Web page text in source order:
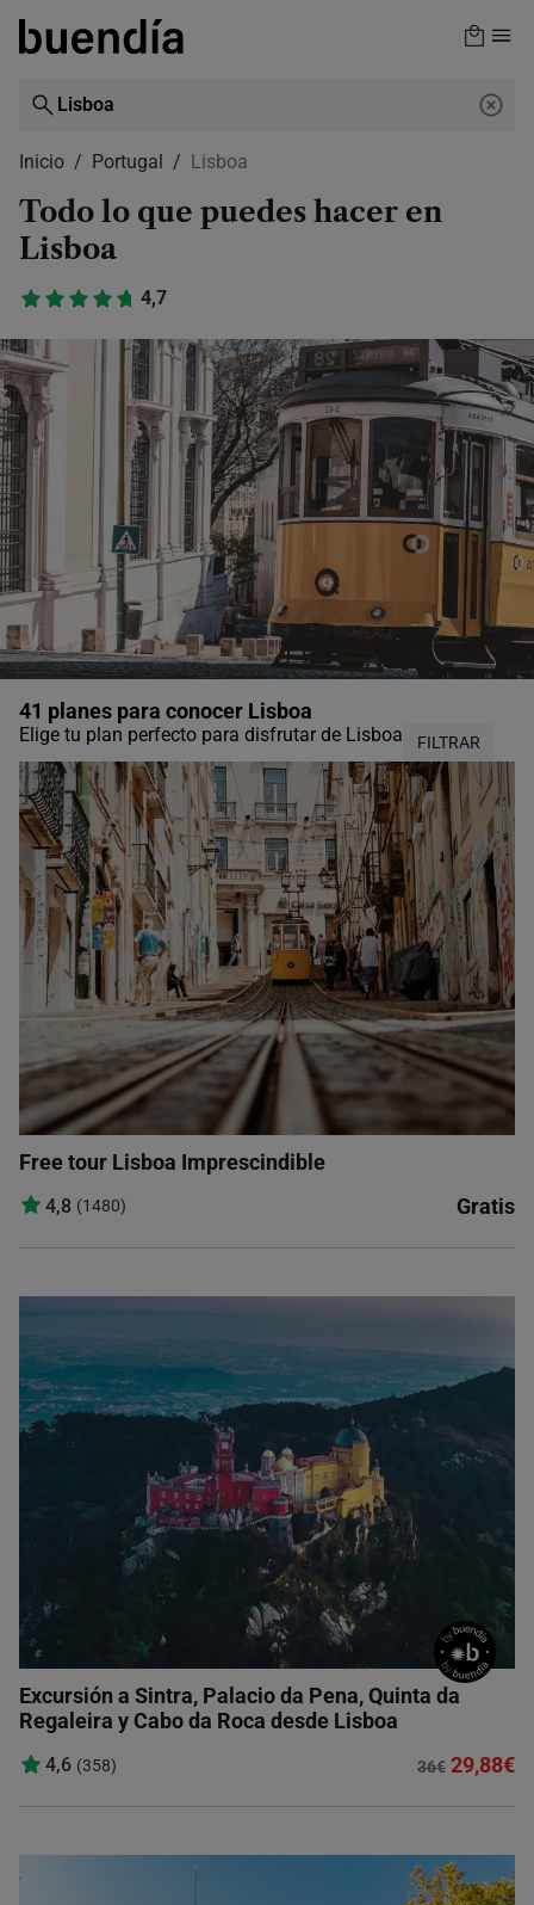
Skip
content
Inicio Portugal Lisboa
Todo lo que puedes hacer en
Lisboa
4,7
41 planes para conocer Lisboa
Elige tu plan perfecto para disfrutar de Lisboa FILTRAR
Free tour Lisboa Imprescindible
4,8 (1480) Gratis
Excursión a Sintra, Palacio da Pena, Quinta da
Regaleira y Cabo da Roca desde Lisboa
4,6 (358) 36€ 29,88€